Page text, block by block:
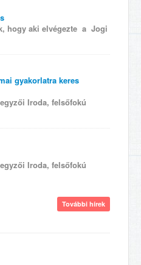
hogy aki elvégezte a Jogi
gyakorlatra keres
Iroda, felsőfokú
Iroda, felsőfokú
További hírek